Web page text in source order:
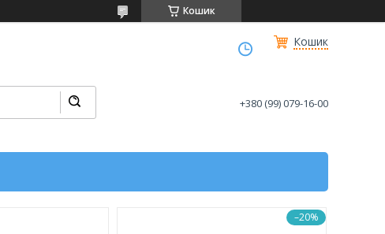
Кошик
Кошик
+380 (99) 079-16-00
–20%